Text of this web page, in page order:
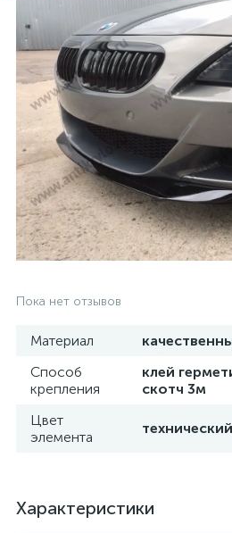
Пока нет отзывов
Материал
Способ
крепления
клей
скотч 3м
Цвет
элемента
Характеристики